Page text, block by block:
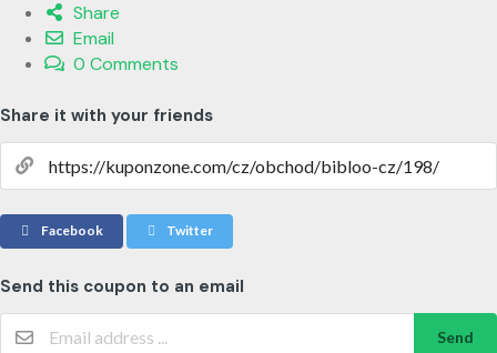
Share
Email
0 Comments
Share it with your friends
Facebook Twitter
Send this coupon to an email
Send